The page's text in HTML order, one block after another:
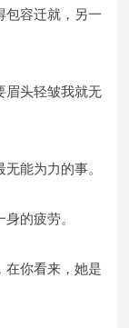
包容迁就，另一
眉头轻皱我就无
能为力的事。
的疲劳。
在你看来，她是